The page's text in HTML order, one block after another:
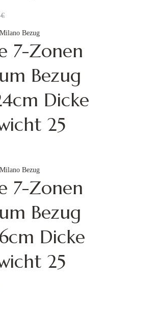
€
7-Zonen
Bezug
Dicke
25
7-Zonen
Bezug
Dicke
25